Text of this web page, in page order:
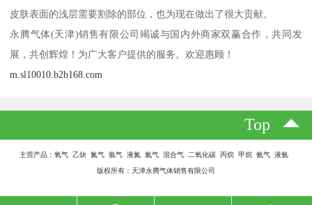
皮肤表面的浅层需要割除的部位，也为现在做出了很大贡献。
永腾气体(天津)销售有限公司竭诚与国内外商家双赢合作，共同发
展，共创辉煌！为广大客户提供的服务。欢迎惠顾！
m.sl10010.b2b168.com
Top
主营产品：氧气 乙炔 氮气 氩气 液氮 氦气 混合气 二氧化碳 丙烷 甲烷 氨气 液氨
版权所有：天津永腾气体销售有限公司